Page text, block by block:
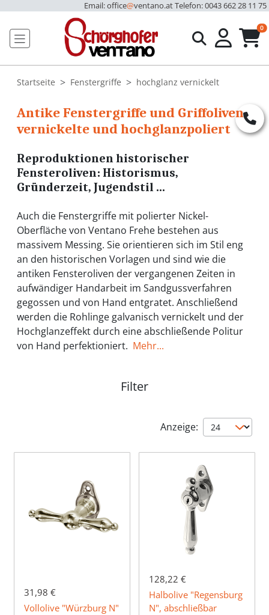
Email: office@ventano.atTelefon: 0043 662 28 11 75
0
Startseite Fenstergriffe hochglanz vernickelt
Antike Fenstergriffe und Griffoliven,
vernickelte und hochglanzpoliert
Reproduktionen historischer
Fensteroliven: Historismus,
Gründerzeit, Jugendstil ...
Auch die Fenstergriffe mit polierter Nickel-
Oberfläche von Ventano Frehe bestehen aus
massivem Messing. Sie orientieren sich im Stil eng
an den historischen Vorlagen und sind wie die
antiken Fensteroliven der vergangenen Zeiten in
aufwändiger Handarbeit im Sandgussverfahren
gegossen und von Hand entgratet. Anschließend
werden die Rohlinge galvanisch vernickelt und der
Hochglanzeffekt durch eine abschließende Politur
von Hand perfektioniert. Mehr...
Filter
Anzeige:
31,98 €
Vollolive "Würzburg N"
128,22 €
Halbolive "Regensburg
N", abschließbar